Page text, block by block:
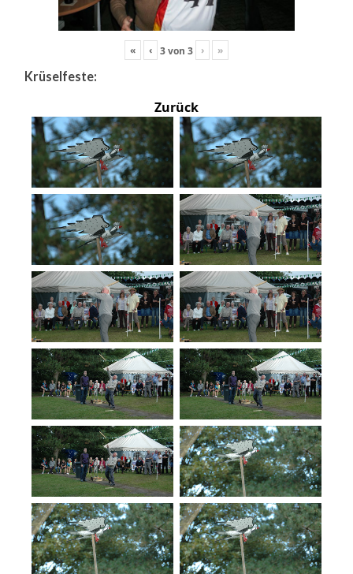
« ‹ 3von 3 › »
Krüselfeste:
Zurück